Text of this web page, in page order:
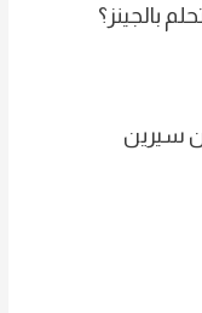
بالجينز؟
سيرين